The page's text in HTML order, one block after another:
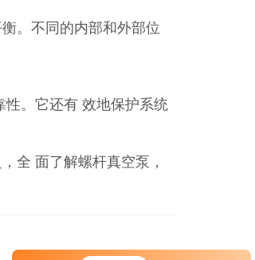
。不同的内部和外部位
。它还有 效地保护系统
全 面了解螺杆真空泵，